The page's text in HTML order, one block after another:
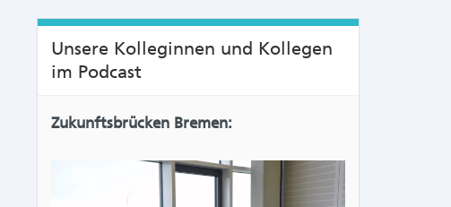
Unsere Kolleginnen und Kollegen
im Podcast
Zukunftsbrücken Bremen: